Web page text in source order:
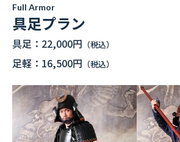
RECRUIT
採用情報
CONTACT
お問い合わせ
Full Armor
具足プラン
具足：22,000円 （税込）
足軽：16,500円 （税込）